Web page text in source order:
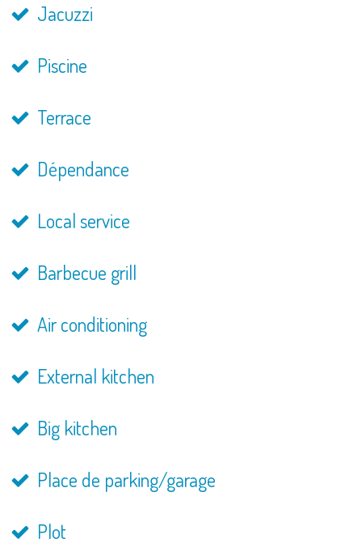
Jacuzzi
Piscine
Terrace
Dépendance
Local service
Barbecue grill
Air conditioning
External kitchen
Big kitchen
Place de parking/garage
Plot